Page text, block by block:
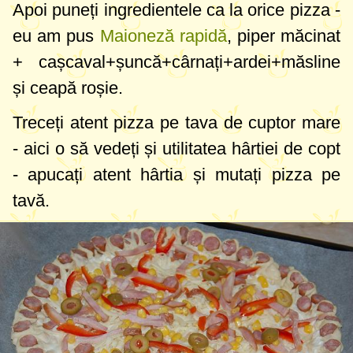
Apoi puneți ingredientele ca la orice pizza -
eu am pus Maioneză rapidă, piper măcinat
+ cașcaval+șuncă+cârnați+ardei+măsline
și ceapă roșie.
Treceți atent pizza pe tava de cuptor mare
- aici o să vedeți și utilitatea hârtiei de copt
- apucați atent hârtia și mutați pizza pe
tavă.